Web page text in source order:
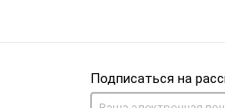
Подписаться на